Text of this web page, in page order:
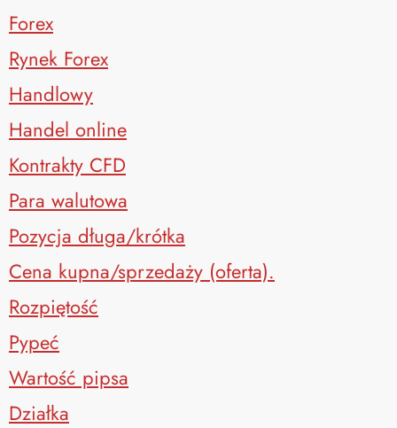
Forex
Rynek Forex
Handlowy
Handel online
Kontrakty CFD
Para walutowa
Pozycja długa/krótka
Cena kupna/sprzedaży (oferta).
Rozpiętość
Pypeć
Wartość pipsa
Działka